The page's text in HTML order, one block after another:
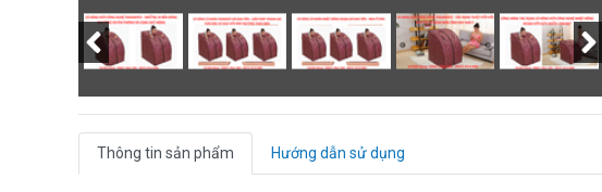
Thông tin sản phẩm Hướng dẫn sử dụng